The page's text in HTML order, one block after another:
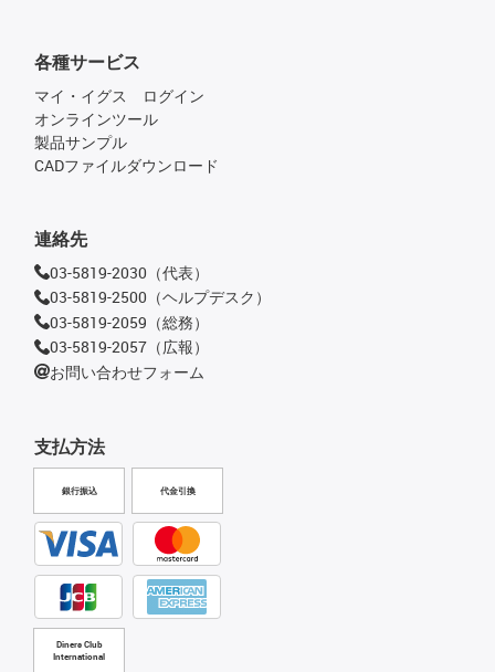
支払方法
銀行振込 代金引換
Diners Club
International
各種サービス
マイ・イグス ログイン
オンラインツール
製品サンプル
CADファイルダウンロード
連絡先
03-5819-2030（代表）
03-5819-2500（ヘルプデスク）
03-5819-2059（総務）
03-5819-2057（広報）
お問い合わせフォーム